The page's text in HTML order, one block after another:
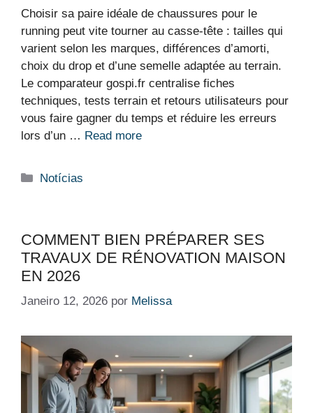
Choisir sa paire idéale de chaussures pour le
running peut vite tourner au casse-tête : tailles qui
varient selon les marques, différences d’amorti,
choix du drop et d’une semelle adaptée au terrain.
Le comparateur gospi.fr centralise fiches
techniques, tests terrain et retours utilisateurs pour
vous faire gagner du temps et réduire les erreurs
lors d’un … Read more
Categorias
Notícias
COMMENT BIEN PRÉPARER SES
TRAVAUX DE RÉNOVATION MAISON
EN 2026
Janeiro 12, 2026 por Melissa